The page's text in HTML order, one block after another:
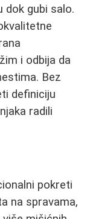
dok gubi salo.
i odbija da
Bez
definiciju
radili
pokreti
na spravama,